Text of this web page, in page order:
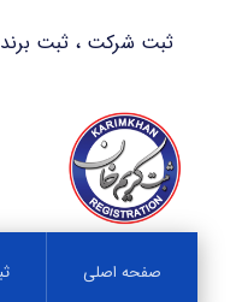
ثبت شرکت ، ثبت برند ،
صفحه اصلی